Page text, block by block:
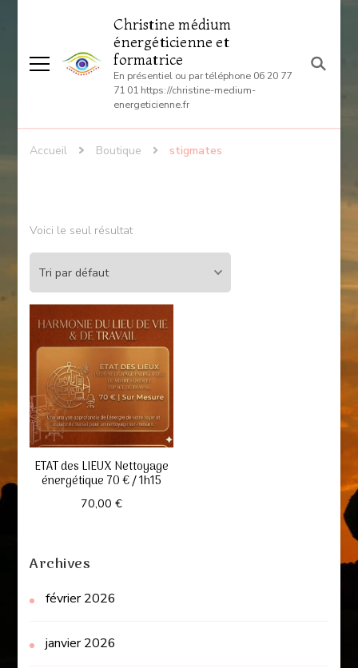
Christine médium
énergéticienne et
formatrice
En présentiel ou par téléphone 06 20 77
71 01 https://christine-medium-
energeticienne.fr
Accueil Boutique stigmates
Voici le seul résultat
ETAT des LIEUX Nettoyage
énergétique 70 € / 1h15
70,00 €
Archives
février 2026
janvier 2026